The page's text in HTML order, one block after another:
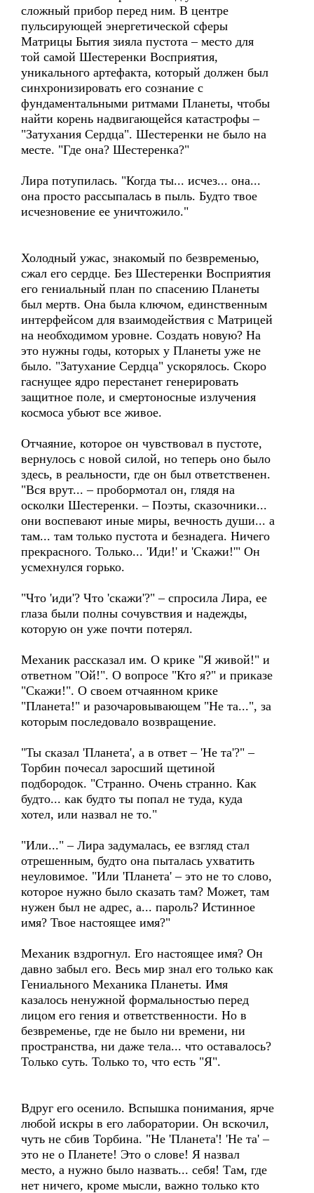
сложный прибор перед ним. В центре
пульсирующей энергетической сферы
Матрицы Бытия зияла пустота – место для
той самой Шестеренки Восприятия,
уникального артефакта, который должен был
синхронизировать его сознание с
фундаментальными ритмами Планеты, чтобы
найти корень надвигающейся катастрофы –
"Затухания Сердца". Шестеренки не было на
месте. "Где она? Шестеренка?"
Лира потупилась. "Когда ты... исчез... она...
она просто рассыпалась в пыль. Будто твое
исчезновение ее уничтожило."
Холодный ужас, знакомый по безвременью,
сжал его сердце. Без Шестеренки Восприятия
его гениальный план по спасению Планеты
был мертв. Она была ключом, единственным
интерфейсом для взаимодействия с Матрицей
на необходимом уровне. Создать новую? На
это нужны годы, которых у Планеты уже не
было. "Затухание Сердца" ускорялось. Скоро
гаснущее ядро перестанет генерировать
защитное поле, и смертоносные излучения
космоса убьют все живое.
Отчаяние, которое он чувствовал в пустоте,
вернулось с новой силой, но теперь оно было
здесь, в реальности, где он был ответственен.
"Вся врут... – пробормотал он, глядя на
осколки Шестеренки. – Поэты, сказочники...
они воспевают иные миры, вечность души... а
там... там только пустота и безнадега. Ничего
прекрасного. Только... 'Иди!' и 'Скажи!'" Он
усмехнулся горько.
"Что 'иди'? Что 'скажи'?" – спросила Лира, ее
глаза были полны сочувствия и надежды,
которую он уже почти потерял.
Механик рассказал им. О крике "Я живой!" и
ответном "Ой!". О вопросе "Кто я?" и приказе
"Скажи!". О своем отчаянном крике
"Планета!" и разочаровывающем "Не та...", за
которым последовало возвращение.
"Ты сказал 'Планета', а в ответ – 'Не та'?" –
Торбин почесал заросший щетиной
подбородок. "Странно. Очень странно. Как
будто... как будто ты попал не туда, куда
хотел, или назвал не то."
"Или..." – Лира задумалась, ее взгляд стал
отрешенным, будто она пыталась ухватить
неуловимое. "Или 'Планета' – это не то слово,
которое нужно было сказать там? Может, там
нужен был не адрес, а... пароль? Истинное
имя? Твое настоящее имя?"
Механик вздрогнул. Его настоящее имя? Он
давно забыл его. Весь мир знал его только как
Гениального Механика Планеты. Имя
казалось ненужной формальностью перед
лицом его гения и ответственности. Но в
безвременье, где не было ни времени, ни
пространства, ни даже тела... что оставалось?
Только суть. Только то, что есть "Я".
Вдруг его осенило. Вспышка понимания, ярче
любой искры в его лаборатории. Он вскочил,
чуть не сбив Торбина. "Не 'Планета'! 'Не та' –
это не о Планете! Это о слове! Я назвал
место, а нужно было назвать... себя! Там, где
нет ничего, кроме мысли, важно только кто